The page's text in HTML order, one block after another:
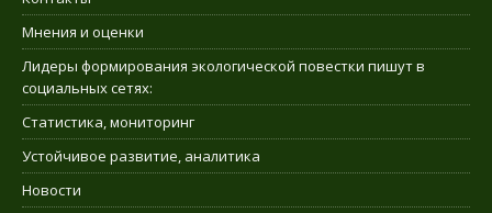
Мнения и оценки
Лидеры формирования экологической повестки пишут в
социальных сетях:
Статистика, мониторинг
Устойчивое развитие, аналитика
Новости